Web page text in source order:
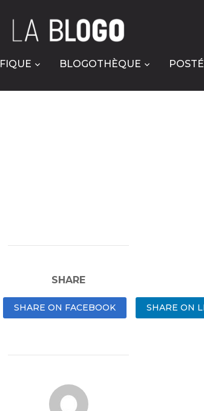
BLOGOTHÈQUE
SHARE
SHARE ON FACEBOOK SHARE ON